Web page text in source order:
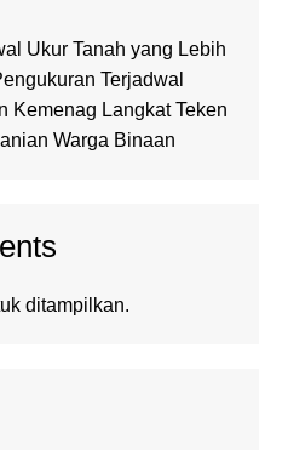
Ukur Tanah yang Lebih
Terjadwal
Kemenag Langkat Teken
Warga Binaan
ditampilkan.